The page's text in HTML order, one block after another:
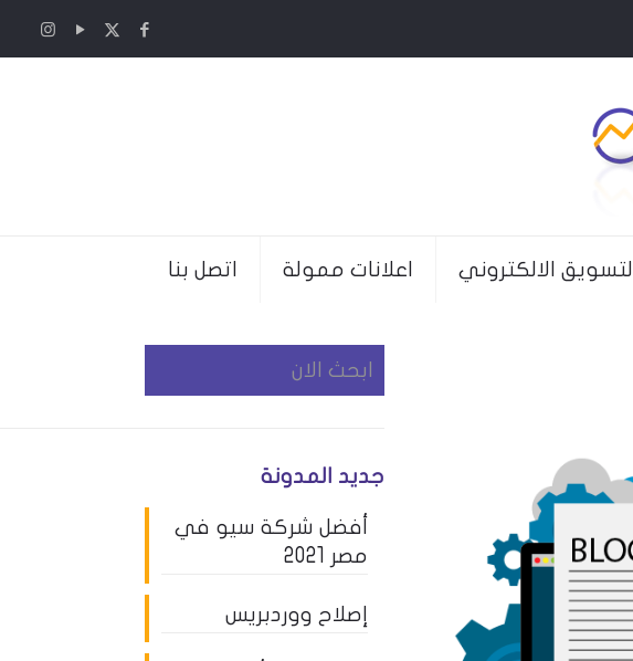
التسويق الالكتروني اعلانات ممولة اتصل بنا
جديد المدونة
أفضل شركة سيو في
مصر 2021
إصلاح ووردبريس